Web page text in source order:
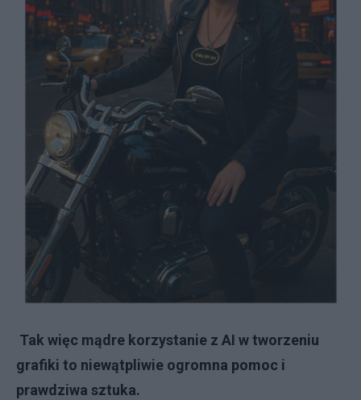
Tak więc mądre korzystanie z AI w tworzeniu
grafiki to niewątpliwie ogromna pomoc i
prawdziwa sztuka.